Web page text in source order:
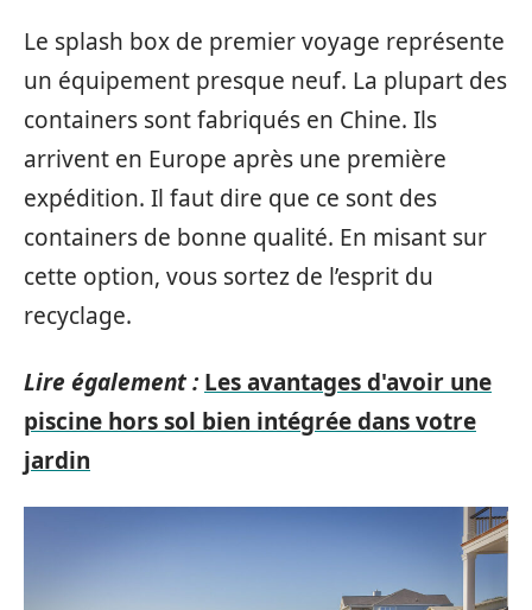
Le splash box de premier voyage représente
un équipement presque neuf. La plupart des
containers sont fabriqués en Chine. Ils
arrivent en Europe après une première
expédition. Il faut dire que ce sont des
containers de bonne qualité. En misant sur
cette option, vous sortez de l’esprit du
recyclage.
Lire également : Les avantages d'avoir une
piscine hors sol bien intégrée dans votre
jardin